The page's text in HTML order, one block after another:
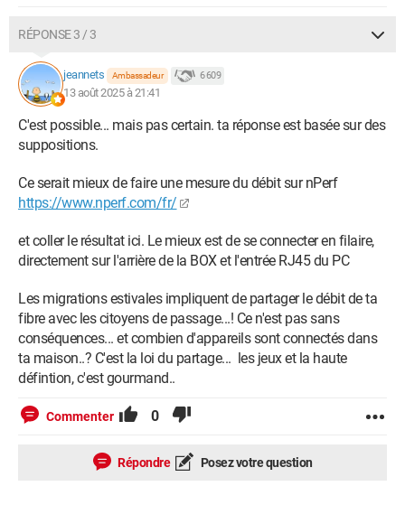
RÉPONSE 3 / 3
jeannets Ambassadeur 6 609
13 août 2025 à 21:41
C'est possible... mais pas certain. ta réponse est basée sur des
suppositions.
Ce serait mieux de faire une mesure du débit sur nPerf
https://www.nperf.com/fr/
et coller le résultat ici. Le mieux est de se connecter en filaire,
directement sur l'arrière de la BOX et l'entrée RJ45 du PC
Les migrations estivales impliquent de partager le débit de ta
fibre avec les citoyens de passage...! Ce n'est pas sans
conséquences... et combien d'appareils sont connectés dans
ta maison..? C'est la loi du partage... les jeux et la haute
défintion, c'est gourmand..
Commenter 0
Répondre Posez votre question